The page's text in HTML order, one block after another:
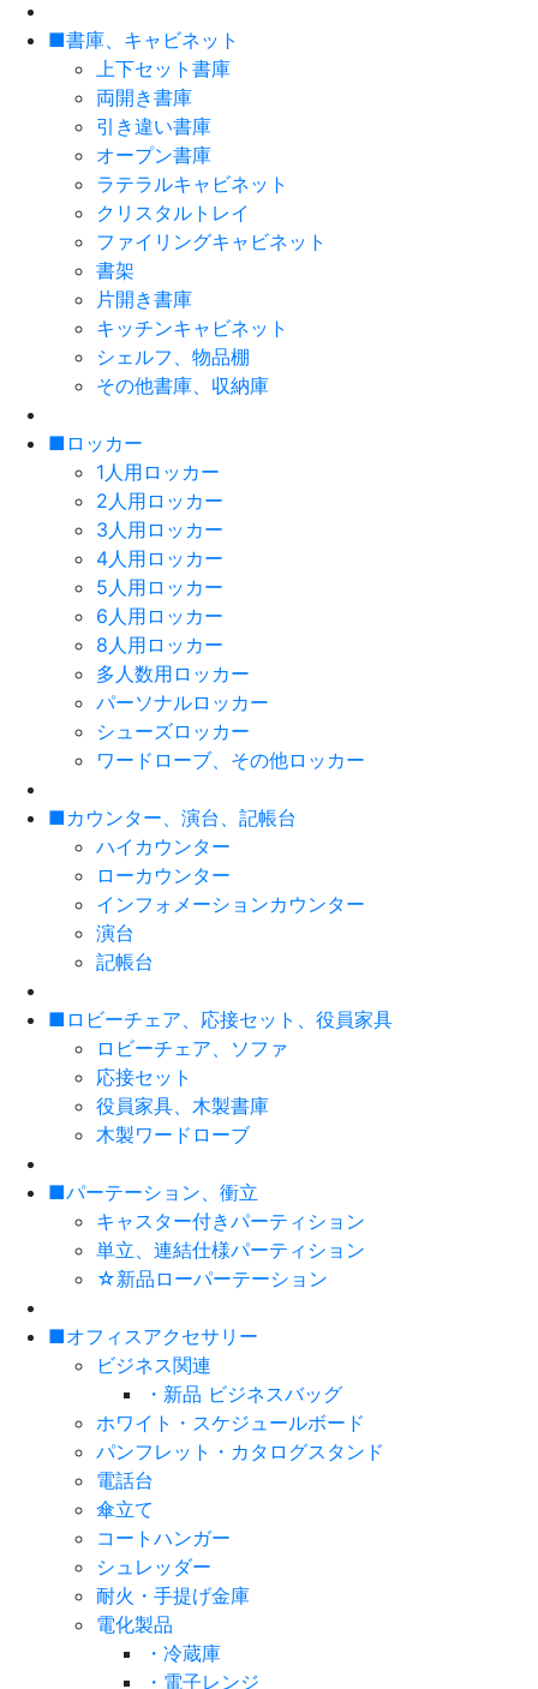
■書庫、キャビネット
上下セット書庫
両開き書庫
引き違い書庫
オープン書庫
ラテラルキャビネット
クリスタルトレイ
ファイリングキャビネット
書架
片開き書庫
キッチンキャビネット
シェルフ、物品棚
その他書庫、収納庫
■ロッカー
1人用ロッカー
2人用ロッカー
3人用ロッカー
4人用ロッカー
5人用ロッカー
6人用ロッカー
8人用ロッカー
多人数用ロッカー
パーソナルロッカー
シューズロッカー
ワードローブ、その他ロッカー
■カウンター、演台、記帳台
ハイカウンター
ローカウンター
インフォメーションカウンター
演台
記帳台
■ロビーチェア、応接セット、役員家具
ロビーチェア、ソファ
応接セット
役員家具、木製書庫
木製ワードローブ
■パーテーション、衝立
キャスター付きパーティション
単立、連結仕様パーティション
☆新品ローパーテーション
■オフィスアクセサリー
ビジネス関連
・新品 ビジネスバッグ
ホワイト・スケジュールボード
パンフレット・カタログスタンド
電話台
傘立て
コートハンガー
シュレッダー
耐火・手提げ金庫
電化製品
・冷蔵庫
・電子レンジ